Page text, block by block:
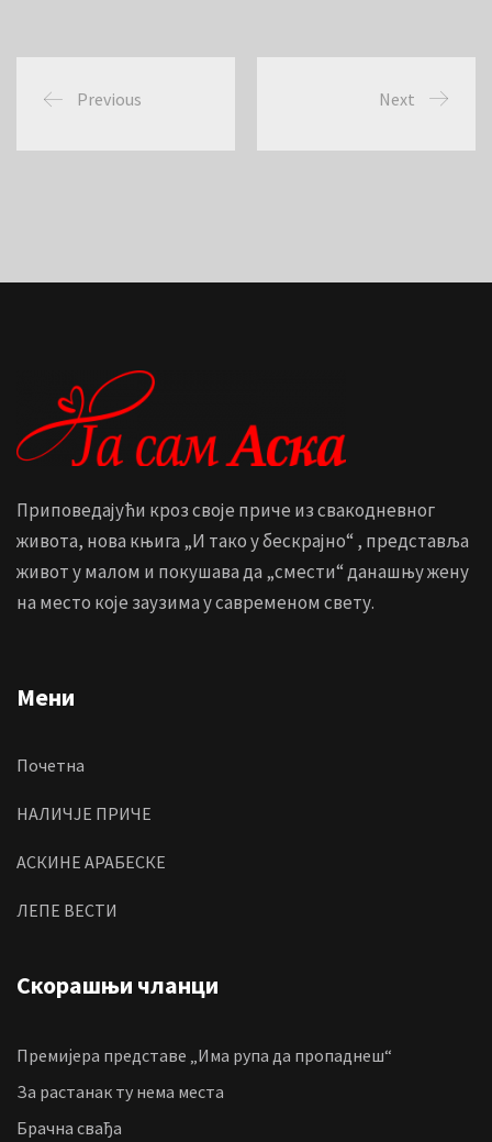
Previous Next
Приповедајући кроз своје приче из свакодневног
живота, нова књига „И тако у бескрајно“ , представља
живот у малом и покушава да „смести“ данашњу жену
на место које заузима у савременом свету.
Мени
Почетна
НАЛИЧЈЕ ПРИЧЕ
АСКИНЕ АРАБЕСКЕ
ЛЕПЕ ВЕСТИ
Скорашњи чланци
Премијера представе „Има рупа да пропаднеш“
За растанак ту нема места
Брачна свађа